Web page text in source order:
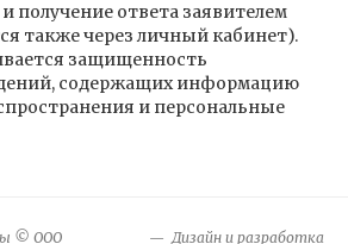
получение ответа заявителем
также через личный кабинет).
защищенность
содержащих информацию
и персональные
© ООО
Дизайн и разработка